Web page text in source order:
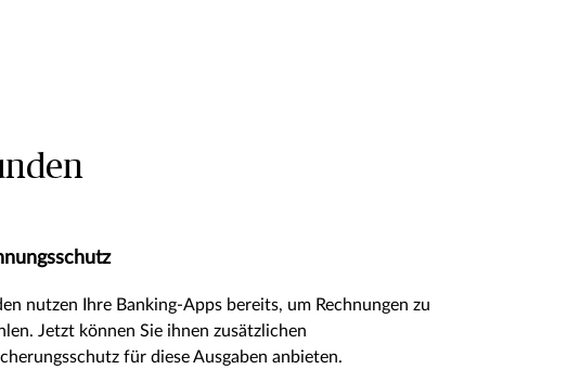
nutzen Ihre Banking-Apps bereits, um Rechnungen zu
Jetzt können Sie ihnen zusätzlichen
für diese Ausgaben anbieten.